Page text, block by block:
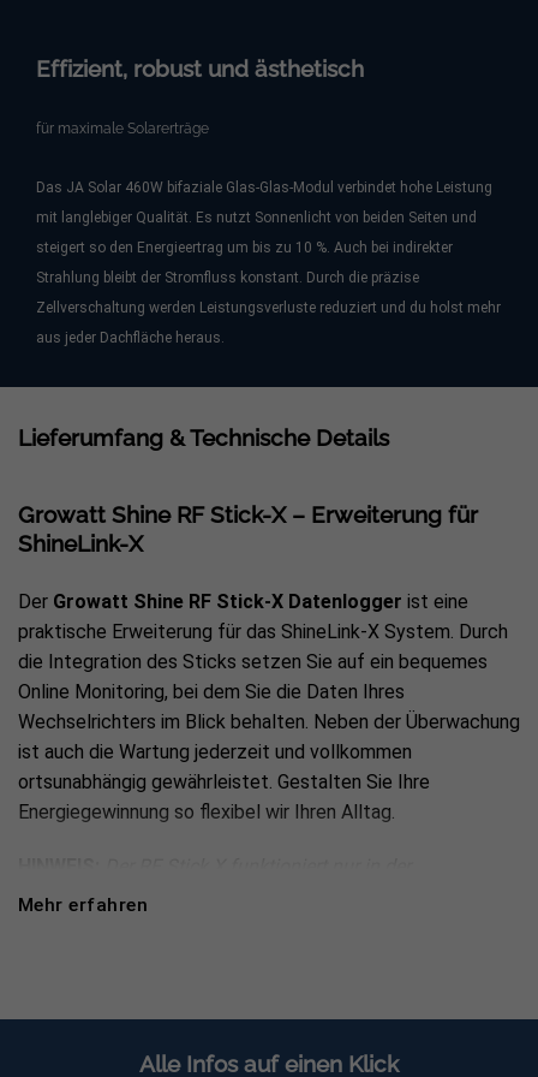
Effizient, robust und ästhetisch
für maximale Solarerträge
Das JA Solar 460W bifaziale Glas-Glas-Modul verbindet hohe Leistung
mit langlebiger Qualität. Es nutzt Sonnenlicht von beiden Seiten und
steigert so den Energieertrag um bis zu 10 %. Auch bei indirekter
Strahlung bleibt der Stromfluss konstant. Durch die präzise
Zellverschaltung werden Leistungsverluste reduziert und du holst mehr
aus jeder Dachfläche heraus.
Lieferumfang & Technische Details
Growatt Shine RF Stick-X – Erweiterung für
ShineLink-X
Der Growatt Shine RF Stick-X Datenlogger ist eine
praktische Erweiterung für das ShineLink-X System. Durch
die Integration des Sticks setzen Sie auf ein bequemes
Online Monitoring, bei dem Sie die Daten Ihres
Wechselrichters im Blick behalten. Neben der Überwachung
ist auch die Wartung jederzeit und vollkommen
ortsunabhängig gewährleistet. Gestalten Sie Ihre
Energiegewinnung so flexibel wir Ihren Alltag.
Kombination mit dem ShineLink X System und kann nicht
problemlos für einen Monat, um selbst
Mehr erfahren
Alle Infos auf einen Klick